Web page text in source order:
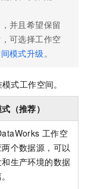
并且希望保留
可选择工作空
模式升级。
式工作空间。
（推荐）
工作空
个数据源，可以
生产环境的数据